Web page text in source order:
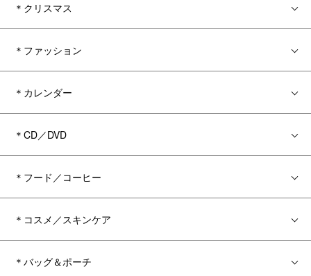
＊クリスマス
＊ファッション
＊カレンダー
＊CD／DVD
＊フード／コーヒー
＊コスメ／スキンケア
＊バッグ＆ポーチ